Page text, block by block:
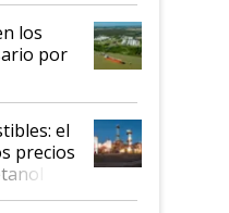
los
por
tras
los
el
precios